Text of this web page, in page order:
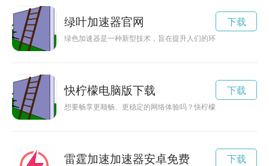
绿叶加速器官网
绿色加速器是一种新型技术，旨在提升人们的环保意识，促进
下载
快柠檬电脑版下载
想要畅享更顺畅、更稳定的网络体验吗？快柠檬加速器是你的
下载
雷霆加速加速器安卓免费 下载